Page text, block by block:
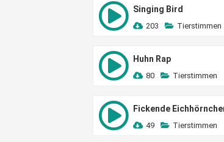
Singing Bird
203 Tierstimmen
Huhn Rap
80 Tierstimmen
Fickende
49 Tierstimmen